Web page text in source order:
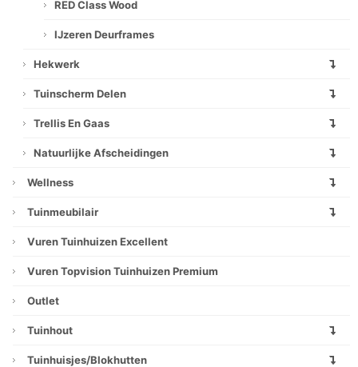
RED Class Wood
IJzeren Deurframes
Hekwerk
Tuinscherm Delen
Trellis En Gaas
Natuurlijke Afscheidingen
Wellness
Tuinmeubilair
Vuren Tuinhuizen Excellent
Vuren Topvision Tuinhuizen Premium
Outlet
Tuinhout
Tuinhuisjes/blokhutten